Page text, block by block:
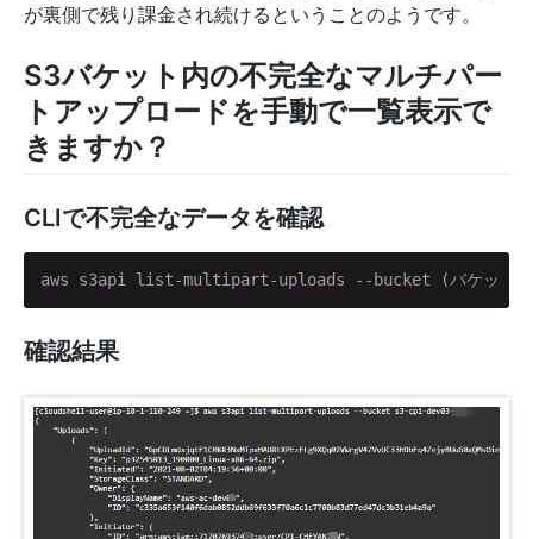
が裏側で残り課金され続けるということのようです。
S3バケット内の不完全なマルチパー
トアップロードを手動で一覧表示で
きますか？
CLIで不完全なデータを確認
aws s3api list-multipart-uploads --bucket (バケット
確認結果